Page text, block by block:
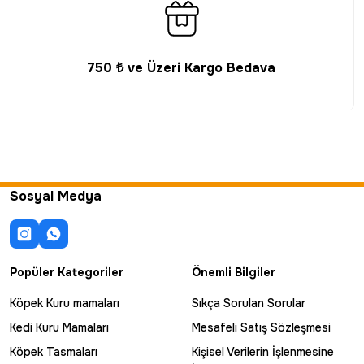
750 ₺ ve Üzeri Kargo Bedava
Sosyal Medya
Popüler Kategoriler
Köpek Kuru mamaları
Kedi Kuru Mamaları
Köpek Tasmaları
Önemli Bilgiler
Sıkça Sorulan Sorular
Mesafeli Satış Sözleşmesi
Kişisel Verilerin İşlenmesine